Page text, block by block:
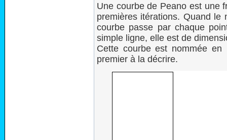
Une courbe de Peano est une
premières itérations. Quand le
courbe passe par chaque
simple ligne, elle est de
Cette courbe est nommée
premier à la décrire.